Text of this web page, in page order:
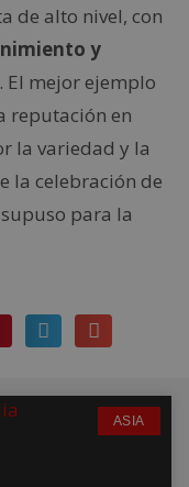
de alto nivel, con
y
. El mejor ejemplo
reputación en
la variedad y la
la celebración de
para la
ASIA